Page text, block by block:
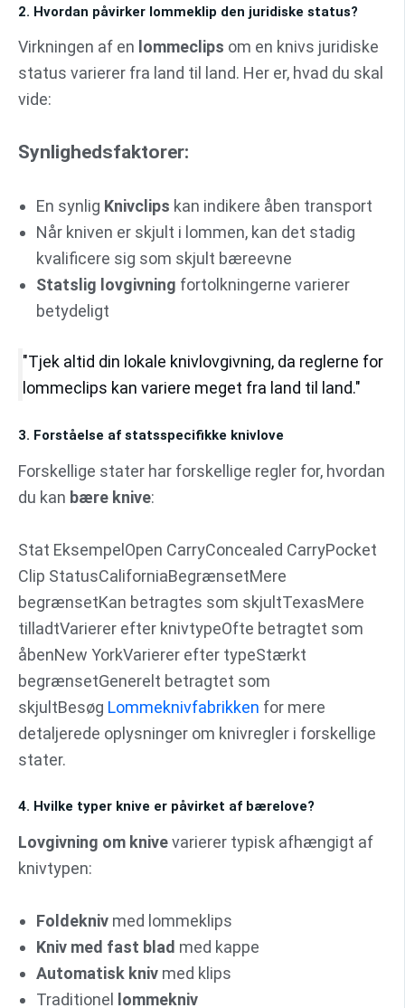
2. Hvordan påvirker lommeklip den juridiske status?
Virkningen af en lommeclips om en knivs juridiske
status varierer fra land til land. Her er, hvad du skal
vide:
Synlighedsfaktorer:
En synlig Knivclips kan indikere åben transport
Når kniven er skjult i lommen, kan det stadig
kvalificere sig som skjult bæreevne
Statslig lovgivning fortolkningerne varierer
betydeligt
"Tjek altid din lokale knivlovgivning, da reglerne for
lommeclips kan variere meget fra land til land."
3. Forståelse af statsspecifikke knivlove
Forskellige stater har forskellige regler for, hvordan
du kan bære knive:
Stat EksempelOpen CarryConcealed CarryPocket
Clip StatusCaliforniaBegrænsetMere
begrænsetKan betragtes som skjultTexasMere
tilladtVarierer efter knivtypeOfte betragtet som
åbenNew YorkVarierer efter typeStærkt
begrænsetGenerelt betragtet som
skjultBesøg Lommeknivfabrikken for mere
detaljerede oplysninger om knivregler i forskellige
stater.
4. Hvilke typer knive er påvirket af bærelove?
Lovgivning om knivevarierer typisk afhængigt af
knivtypen:
Foldekniv med lommeklips
Kniv med fast blad med kappe
Automatisk kniv med klips
Traditionel lommekniv